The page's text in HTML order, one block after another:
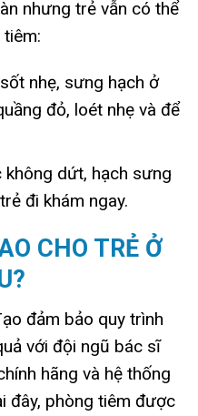
nhưng trẻ vẫn có thể
nhẹ, sưng hạch ở
đỏ, loét nhẹ và để
không dứt, hạch sưng
đi khám ngay.
CHO TRẺ Ở
đảm bảo quy trình
với đội ngũ bác sĩ
hãng và hệ thống
đây, phòng tiêm được